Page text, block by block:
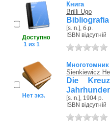
Доступно
1 из 1
Книга
Brilli Ugo
[s. n.], б.р.
ISBN відсутній
Нет экз.
Многотомник
Sienkiewicz
Die
[s. n.], 1904 р.
ISBN відсутній